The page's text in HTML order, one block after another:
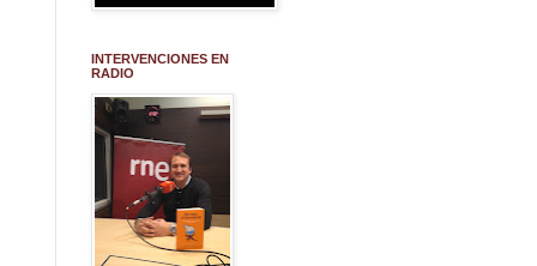
INTERVENCIONES EN
RADIO